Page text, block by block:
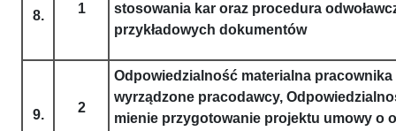
8. 1
stosowania kar oraz procedura
przykładowych dokumentów
9. 2
Odpowiedzialność materialna pracownika
wyrządzone pracodawcy,
mienie przygotowanie projektu umowy o